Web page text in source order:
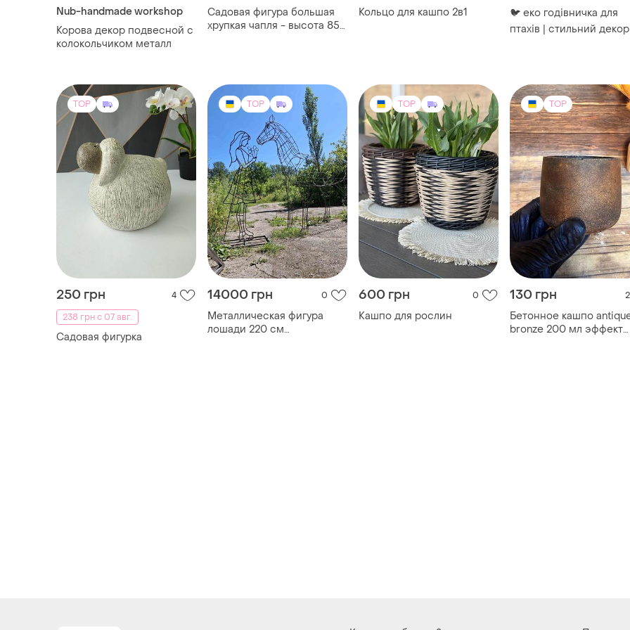
Nub-handmade workshop
Корова декор подвесной с
колокольчиком металл
Садовая фигура большая
хрупкая чапля - высота 85
Кольцо для кашпо 2в1
🐦 еко годівничка для
птахів | стильний
TOP
250 грн
4
238 грн с 07 авг.
Садовая фигурка
TOP
14000 грн 0
Металлическая фигура
лошади 220 см
TOP
600 грн 0
Кашпо для рослин
TOP
130 грн 2
Бетонное кашпо
bronze 200 мл эффект